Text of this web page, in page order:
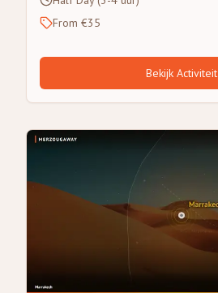
From €35
Bekijk Activiteit